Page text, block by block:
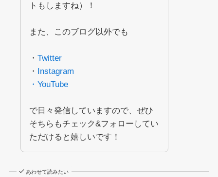
トもしますね）！
また、このブログ以外でも
・ Twitter
・ Instagram
・YouTube
で日々発信していますので、ぜひ
そちらもチェック&フォローしてい
ただけると嬉しいです！
あわせて読みたい